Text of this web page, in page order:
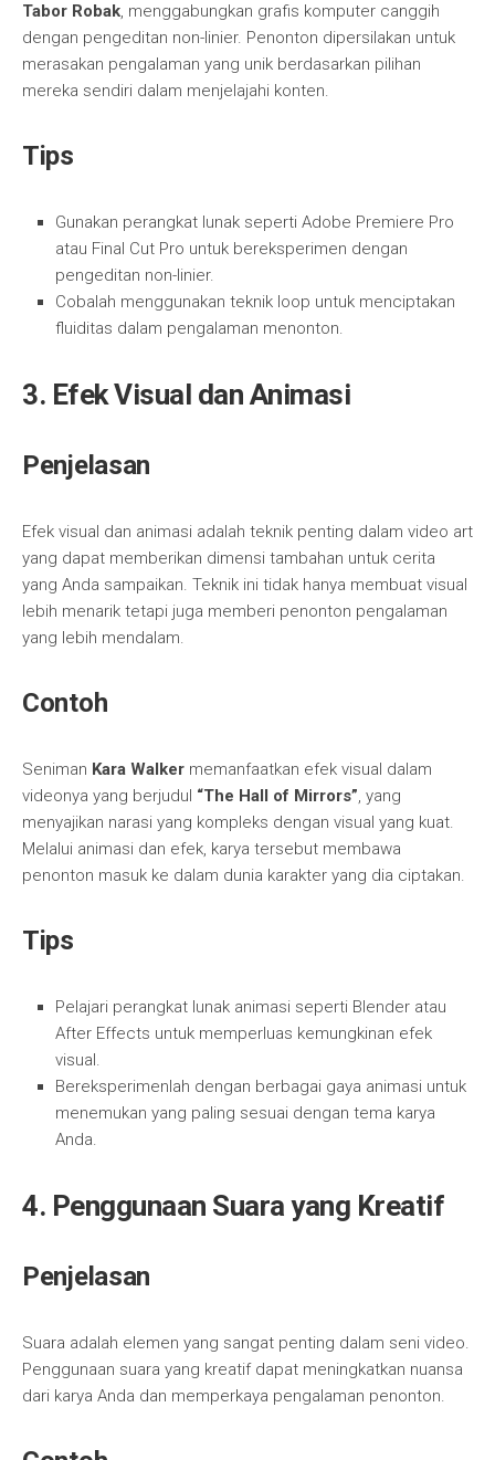
Tabor Robak, menggabungkan grafis komputer canggih
dengan pengeditan non-linier. Penonton dipersilakan untuk
merasakan pengalaman yang unik berdasarkan pilihan
mereka sendiri dalam menjelajahi konten.
Tips
Gunakan perangkat lunak seperti Adobe Premiere Pro
atau Final Cut Pro untuk bereksperimen dengan
pengeditan non-linier.
Cobalah menggunakan teknik loop untuk menciptakan
fluiditas dalam pengalaman menonton.
3. Efek Visual dan Animasi
Penjelasan
Efek visual dan animasi adalah teknik penting dalam video art
yang dapat memberikan dimensi tambahan untuk cerita
yang Anda sampaikan. Teknik ini tidak hanya membuat visual
lebih menarik tetapi juga memberi penonton pengalaman
yang lebih mendalam.
Contoh
Seniman Kara Walker memanfaatkan efek visual dalam
videonya yang berjudul “The Hall of Mirrors”, yang
menyajikan narasi yang kompleks dengan visual yang kuat.
Melalui animasi dan efek, karya tersebut membawa
penonton masuk ke dalam dunia karakter yang dia ciptakan.
Tips
Pelajari perangkat lunak animasi seperti Blender atau
After Effects untuk memperluas kemungkinan efek
visual.
Bereksperimenlah dengan berbagai gaya animasi untuk
menemukan yang paling sesuai dengan tema karya
Anda.
4. Penggunaan Suara yang Kreatif
Penjelasan
Suara adalah elemen yang sangat penting dalam seni video.
Penggunaan suara yang kreatif dapat meningkatkan nuansa
dari karya Anda dan memperkaya pengalaman penonton.